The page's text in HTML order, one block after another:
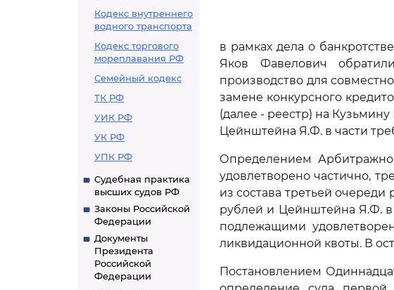
Кодекс внутреннего
водного транспорта
Кодекс торгового
мореплавания РФ
Семейный кодекс
ТК РФ
УИК РФ
УК РФ
УПК РФ
Судебная практика
высших судов РФ
Законы Российской
Федерации
Документы
Президента
Российской
Федерации
в рамках дела о
Яков Фавелович
производство для
замене конкурсного
(далее - реестр) на
Цейнштейна Я.Ф. в части
Определением
удовлетворено частично,
из состава третьей
рублей и Цейнштейна Я.Ф.
подлежащими
ликвидационной квоты. В
Постановлением